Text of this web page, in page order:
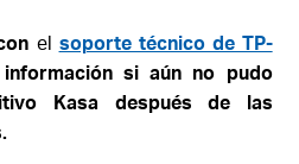
el soporte técnico de TP-
si aún no pudo
Kasa después de las